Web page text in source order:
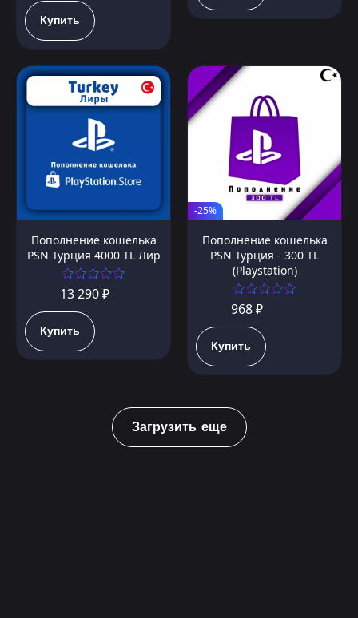
Купить
Пополнение кошелька
PSN Турция 4000 TL Лир
13 290 ₽
Купить
-25%
Пополнение кошелька
PSN Турция - 300 TL
(Playstation)
968 ₽
Купить
Загрузить еще